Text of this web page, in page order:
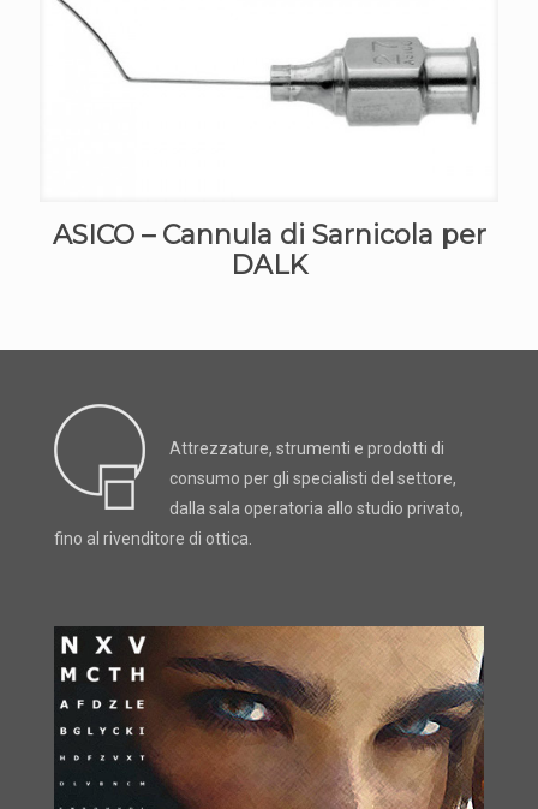
ASICO – Cannula di Sarnicola per
DALK
Attrezzature, strumenti e prodotti di
consumo per gli specialisti del settore,
dalla sala operatoria allo studio privato,
fino al rivenditore di ottica.